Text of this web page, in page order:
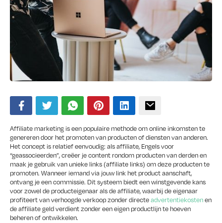
Affiliate marketing is een populaire methode om online inkomsten te
genereren door het promoten van producten of diensten van anderen.
Het concept is relatief eenvoudig: als affiliate, Engels voor
“geassocieerden”, creëer je content rondom producten van derden en
maak je gebruik van unieke links (affiliate links) om deze producten te
promoten. Wanneer iemand via jouw link het product aanschaft,
ontvang je een commissie. Dit systeem biedt een winstgevende kans
voor zowel de producteigenaar als de affiliate, waarbij de eigenaar
profiteert van verhoogde verkoop zonder directeadvertentiekostenen
de affiliate geld verdient zonder een eigen productlijn te hoeven
beheren of ontwikkelen.